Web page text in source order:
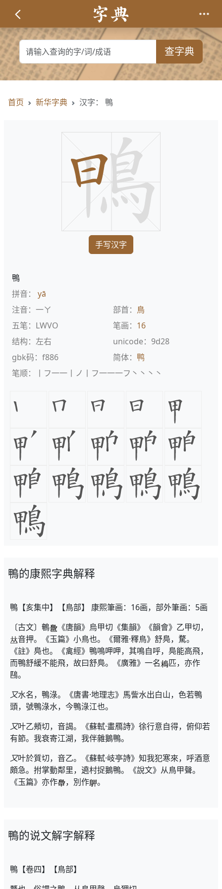
查字典
首页 新华字典 汉字： 鴨
手写汉字
鴨
拼音： yā
注音：一ㄚ
部首： 鳥
五笔：LWVO
笔画： 16
结构：左右
unicode：9d28
gbk码：f886
简体： 鸭
笔顺：丨フ一一丨ノ丨フ一一一フ丶丶丶丶
鴨的康熙字典解释
鴨【亥集中】【鳥部】 康熙筆画：16画，部外筆画：5画
〔古文〕鵪
《唐韻》烏甲切《集韻》《韻會》乙甲切，
音押。《玉篇》小鳥也。《爾雅·釋鳥》舒鳧，騖。
《註》鳧也。《禽經》鴨鳴呷呷，其鳴自呼，鳧能高飛，
而鴨舒緩不能飛，故曰舒鳧。《廣雅》一名
匹，亦作
鴄。
又水名，鴨淥。《唐書·地理志》馬訾水出白山，色若鴨
頭，號鴨淥水，今鴨淥江也。
又叶乙頰切，音謁。《蘇軾·畫鴈詩》徐行意自得，俯仰若
有節。我衰寄江湖，我伴雜鵝鴨。
又叶於質切，音乙。《蘇軾·岐亭詩》知我犯寒來，呼酒意
頗急。拊掌動鄰里，遶村捉鵝鴨。《說文》从鳥甲聲。
《玉篇》亦作
，別作 。
鴨的说文解字解释
鴨【卷四】【鳥部】